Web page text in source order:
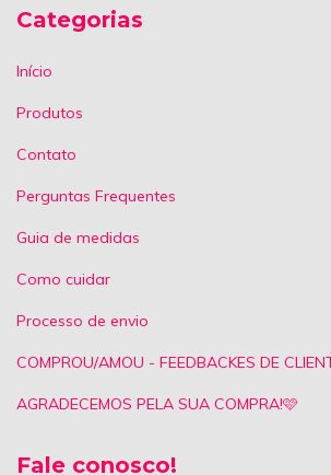
Categorias
Início
Produtos
Contato
Perguntas Frequentes
Guia de medidas
Como cuidar
Processo de envio
COMPROU/AMOU - FEEDBACKES DE
AGRADECEMOS PELA SUA COMPRA!🩷
Fale conosco!